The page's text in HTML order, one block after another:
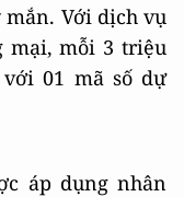
mắn. Với dịch vụ
mại, mỗi 3 triệu
01 mã số dự
áp dụng nhân